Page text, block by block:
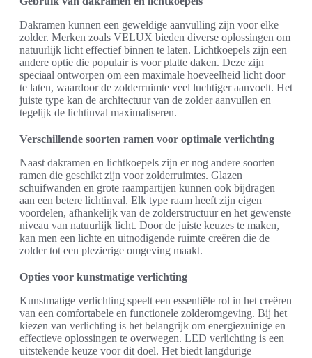
Dakramen kunnen een geweldige aanvulling zijn voor elke
zolder. Merken zoals VELUX bieden diverse oplossingen om
natuurlijk licht effectief binnen te laten. Lichtkoepels zijn een
andere optie die populair is voor platte daken. Deze zijn
speciaal ontworpen om een maximale hoeveelheid licht door
te laten, waardoor de zolderruimte veel luchtiger aanvoelt. Het
juiste type kan de architectuur van de zolder aanvullen en
tegelijk de lichtinval maximaliseren.
Verschillende soorten ramen voor optimale verlichting
Naast dakramen en lichtkoepels zijn er nog andere soorten
ramen die geschikt zijn voor zolderruimtes. Glazen
schuifwanden en grote raampartijen kunnen ook bijdragen
aan een betere lichtinval. Elk type raam heeft zijn eigen
voordelen, afhankelijk van de zolderstructuur en het gewenste
niveau van natuurlijk licht. Door de juiste keuzes te maken,
kan men een lichte en uitnodigende ruimte creëren die de
zolder tot een plezierige omgeving maakt.
Opties voor kunstmatige verlichting
Kunstmatige verlichting speelt een essentiële rol in het creëren
van een comfortabele en functionele zolderomgeving. Bij het
kiezen van verlichting is het belangrijk om energiezuinige en
effectieve oplossingen te overwegen. LED verlichting is een
uitstekende keuze voor dit doel. Het biedt langdurige